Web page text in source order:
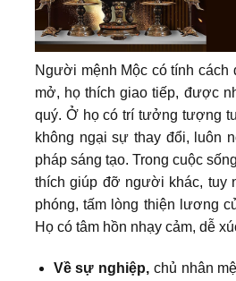
Người mệnh Mộc có tính cách
mở, họ thích giao tiếp, được
quý. Ở họ có trí tưởng tượng
không ngại sự thay đổi, luôn
pháp sáng tạo. Trong cuộc
thích giúp đỡ người khác, tuy
phóng, tấm lòng thiện lương
Họ có tâm hồn nhạy cảm, dễ
Về sự nghiệp, chủ nhân